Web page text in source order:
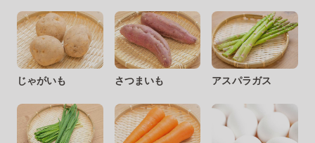
じゃがいも さつまいも アスパラガス